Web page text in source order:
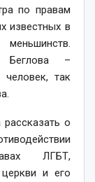
по правам
известных в
–
так
о
ЛГБТ,
церкви и его